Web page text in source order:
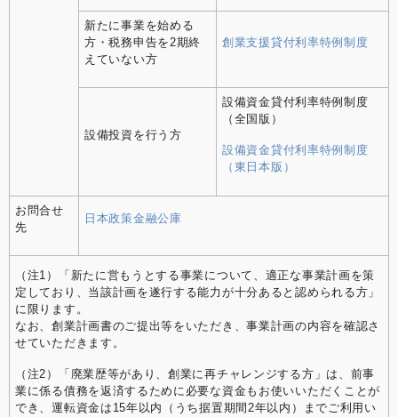
新たに事業を始める
方・税務申告を2期終
えていない方
創業支援貸付利率特例制度
設備投資を行う方
設備資金貸付利率特例制度
（全国版）
設備資金貸付利率特例制度
（東日本版）
お問合せ
先
日本政策金融公庫
（注1）「新たに営もうとする事業について、適正な事業計画を策
定しており、当該計画を遂行する能力が十分あると認められる方」
に限ります。
なお、創業計画書のご提出等をいただき、事業計画の内容を確認さ
せていただきます。
（注2）「廃業歴等があり、創業に再チャレンジする方」は、前事
業に係る債務を返済するために必要な資金もお使いいただくことが
でき、運転資金は15年以内（うち据置期間2年以内）までご利用い